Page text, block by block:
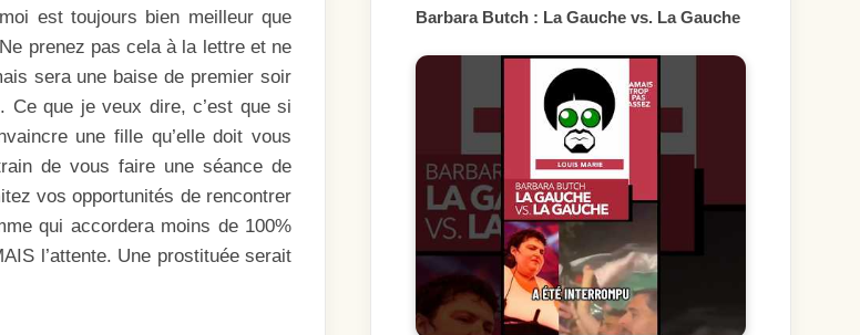
est toujours bien meilleur que
prenez pas cela à la lettre et ne
sera une baise de premier soir
que je veux dire, c’est que si
une fille qu’elle doit vous
de vous faire une séance de
vos opportunités de rencontrer
qui accordera moins de 100%
l’attente. Une prostituée serait
Barbara Butch : La Gauche vs. La Gauche